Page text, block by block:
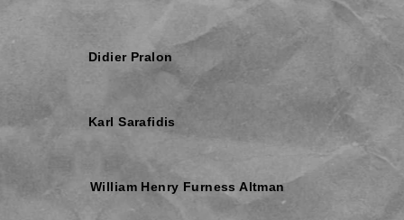
Didier Pralon
Karl Sarafidis
William Henry Furness Altman